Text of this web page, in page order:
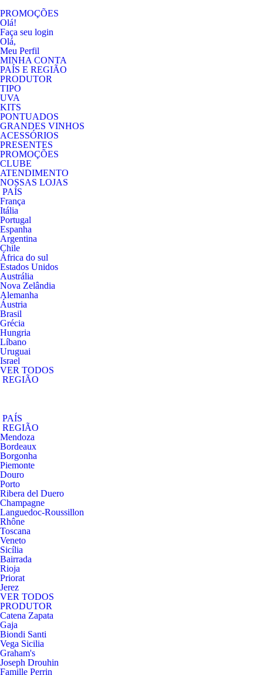
PROMOÇÕES
Olá!
Faça seu login
Olá,
Meu Perfil
MINHA CONTA
PAÍS E REGIÃO
PRODUTOR
TIPO
UVA
KITS
PONTUADOS
GRANDES VINHOS
ACESSÓRIOS
PRESENTES
PROMOÇÕES
CLUBE
ATENDIMENTO
NOSSAS LOJAS
PAÍS
França
Itália
Portugal
Espanha
Argentina
Chile
África do sul
Estados Unidos
Austrália
Nova Zelândia
Alemanha
Áustria
Brasil
Grécia
Hungria
Líbano
Uruguai
Israel
VER TODOS
REGIÃO
PAÍS
REGIÃO
Mendoza
Bordeaux
Borgonha
Piemonte
Douro
Porto
Ribera del Duero
Champagne
Languedoc-Roussillon
Rhône
Toscana
Veneto
Sicília
Bairrada
Rioja
Priorat
Jerez
VER TODOS
PRODUTOR
Catena Zapata
Gaja
Biondi Santi
Vega Sicilia
Graham's
Joseph Drouhin
Famille Perrin